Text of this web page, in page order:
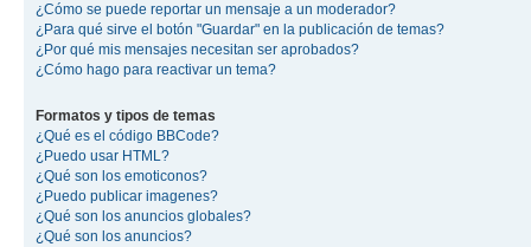
¿Cómo se puede reportar un mensaje a un moderador?
¿Para qué sirve el botón "Guardar" en la publicación de temas?
¿Por qué mis mensajes necesitan ser aprobados?
¿Cómo hago para reactivar un tema?
Formatos y tipos de temas
¿Qué es el código BBCode?
¿Puedo usar HTML?
¿Qué son los emoticonos?
¿Puedo publicar imagenes?
¿Qué son los anuncios globales?
¿Qué son los anuncios?